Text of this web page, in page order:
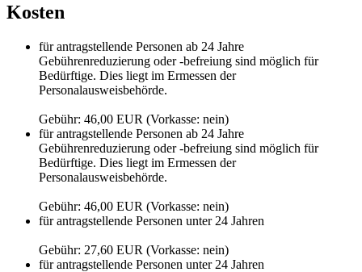
Kosten
für antragstellende Personen ab 24 Jahre
Gebührenreduzierung oder -befreiung sind möglich für
Bedürftige. Dies liegt im Ermessen der
Personalausweisbehörde.
Gebühr: 46,00 EUR (Vorkasse: nein)
für antragstellende Personen ab 24 Jahre
Gebührenreduzierung oder -befreiung sind möglich für
Bedürftige. Dies liegt im Ermessen der
Personalausweisbehörde.
Gebühr: 46,00 EUR (Vorkasse: nein)
für antragstellende Personen unter 24 Jahren
Gebühr: 27,60 EUR (Vorkasse: nein)
für antragstellende Personen unter 24 Jahren